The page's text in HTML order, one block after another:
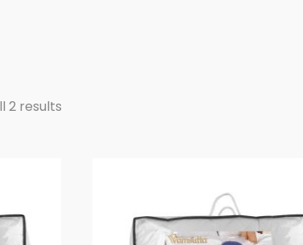
2 results